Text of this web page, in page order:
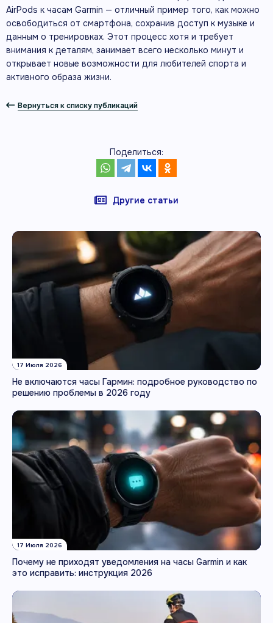
AirPods к часам Garmin — отличный пример того, как можно
освободиться от смартфона, сохранив доступ к музыке и
данным о тренировках. Этот процесс хотя и требует
внимания к деталям, занимает всего несколько минут и
открывает новые возможности для любителей спорта и
активного образа жизни.
Вернуться к списку публикаций
Поделиться:
Другие статьи
17 Июля 2026
Не включаются часы Гармин: подробное руководство по
решению проблемы в 2026 году
17 Июля 2026
Почему не приходят уведомления на часы Garmin и как
это исправить: инструкция 2026